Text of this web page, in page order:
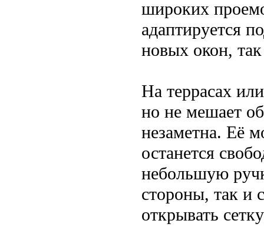
широких
адаптируется
новых окон,
На террасах
но не мешает
незаметна. Её
останется
небольшую
стороны, так и
открывать